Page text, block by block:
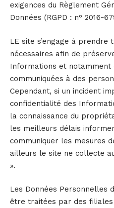
exigences du Règlement
Données (RGPD : n° 2016-
LE site s’engage à prendre
nécessaires afin de
Informations et notamment
communiquées à des
Cependant, si un incident
confidentialité des
la connaissance du
les meilleurs délais
communiquer les mesures
ailleurs le site ne collecte
».
Les Données Personnelles
être traitées par des